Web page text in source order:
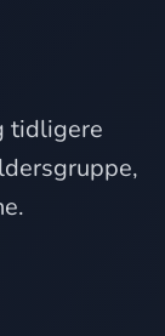
tidligere